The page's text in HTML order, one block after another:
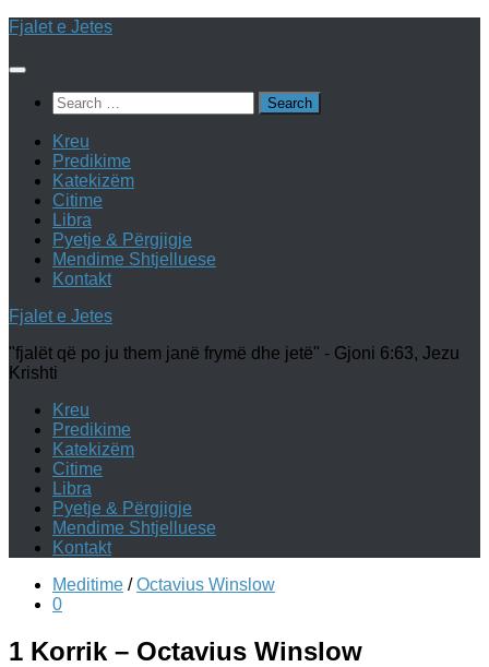
Skip
content
Fjalet e Jetes
Search
for:
Kreu
Predikime
Katekizëm
Citime
Libra
Pyetje & Përgjigje
Mendime Shtjelluese
Kontakt
Fjalet e Jetes
"fjalët që po ju them janë frymë dhe jetë" - Gjoni 6:63, Jezu
Krishti
Kreu
Predikime
Katekizëm
Citime
Libra
Pyetje & Përgjigje
Mendime Shtjelluese
Kontakt
Meditime / Octavius Winslow
0
1 Korrik – Octavius Winslow